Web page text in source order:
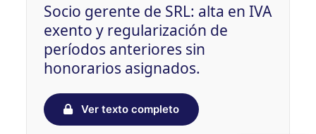
Socio gerente de SRL: alta en IVA
exento y regularización de
períodos anteriores sin
honorarios asignados.
Ver texto completo